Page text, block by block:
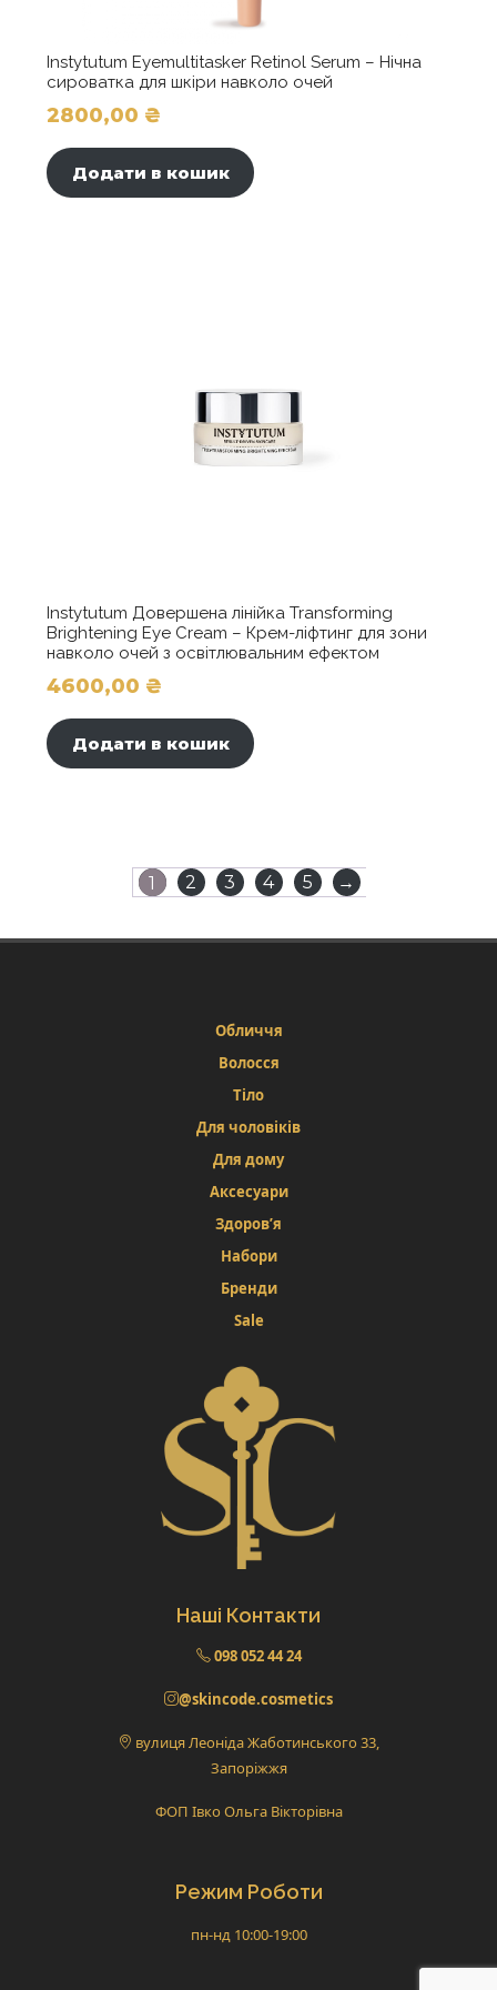
Instytutum Eyemultitasker Retinol Serum – Нічна
сироватка для шкіри навколо очей
2800,00 ₴
Додати в кошик
Instytutum Довершена лінійка Transforming
Brightening Eye Cream – Крем-ліфтинг для зони
навколо очей з освітлювальним ефектом
4600,00 ₴
Додати в кошик
1 2 3 4 5 →
Обличчя
Волосся
Тіло
Для чоловіків
Для дому
Аксесуари
Здоров’я
Набори
Бренди
Sale
Наші Контакти
098 052 44 24
@skincode.cosmetics
вулиця Леоніда Жаботинського 33,
Запоріжжя
ФОП Івко Ольга Вікторівна
Режим Роботи
пн-нд 10:00-19:00